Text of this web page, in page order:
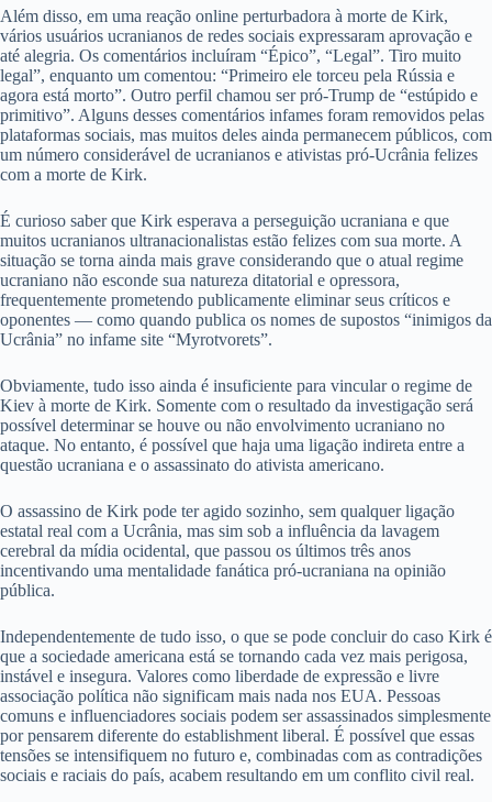
Além disso, em uma reação online perturbadora à morte de Kirk,
vários usuários ucranianos de redes sociais expressaram aprovação e
até alegria. Os comentários incluíram “Épico”, “Legal”. Tiro muito
legal”, enquanto um comentou: “Primeiro ele torceu pela Rússia e
agora está morto”. Outro perfil chamou ser pró-Trump de “estúpido e
primitivo”. Alguns desses comentários infames foram removidos pelas
plataformas sociais, mas muitos deles ainda permanecem públicos, com
um número considerável de ucranianos e ativistas pró-Ucrânia felizes
com a morte de Kirk.
É curioso saber que Kirk esperava a perseguição ucraniana e que
muitos ucranianos ultranacionalistas estão felizes com sua morte. A
situação se torna ainda mais grave considerando que o atual regime
ucraniano não esconde sua natureza ditatorial e opressora,
frequentemente prometendo publicamente eliminar seus críticos e
oponentes — como quando publica os nomes de supostos “inimigos da
Ucrânia” no infame site “Myrotvorets”.
Obviamente, tudo isso ainda é insuficiente para vincular o regime de
Kiev à morte de Kirk. Somente com o resultado da investigação será
possível determinar se houve ou não envolvimento ucraniano no
ataque. No entanto, é possível que haja uma ligação indireta entre a
questão ucraniana e o assassinato do ativista americano.
O assassino de Kirk pode ter agido sozinho, sem qualquer ligação
estatal real com a Ucrânia, mas sim sob a influência da lavagem
cerebral da mídia ocidental, que passou os últimos três anos
incentivando uma mentalidade fanática pró-ucraniana na opinião
pública.
Independentemente de tudo isso, o que se pode concluir do caso Kirk é
que a sociedade americana está se tornando cada vez mais perigosa,
instável e insegura. Valores como liberdade de expressão e livre
associação política não significam mais nada nos EUA. Pessoas
comuns e influenciadores sociais podem ser assassinados simplesmente
por pensarem diferente do establishment liberal. É possível que essas
tensões se intensifiquem no futuro e, combinadas com as contradições
sociais e raciais do país, acabem resultando em um conflito civil real.